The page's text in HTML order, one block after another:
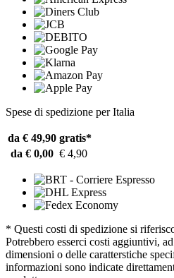
Spese di spedizione per Italia
da € 49,90 gratis*
da € 0,00 € 4,90
* Questi costi di spedizione si
Potrebbero esserci costi aggiuntivi,
dimensioni o delle caratterstiche
informazioni sono indicate